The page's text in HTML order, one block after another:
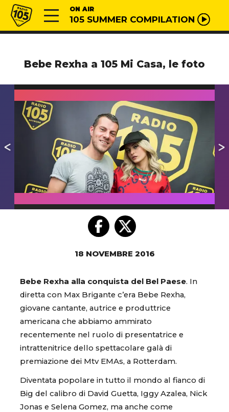
Vai al contenuto
Radio 105 ON AIR
105 SUMMER COMPILATION
Bebe Rexha a 105 Mi Casa, le foto
18 NOVEMBRE 2016
Bebe Rexha alla conquista del Bel Paese. In
diretta con Max Brigante c’era Bebe Rexha,
giovane cantante, autrice e produttrice
americana che abbiamo ammirato
recentemente nel ruolo di presentatrice e
intrattenitrice dello spettacolare galà di
premiazione dei Mtv EMAs, a Rotterdam.
Diventata popolare in tutto il mondo al fianco di
Big del calibro di David Guetta, Iggy Azalea, Nick
Jonas e Selena Gomez, ma anche come